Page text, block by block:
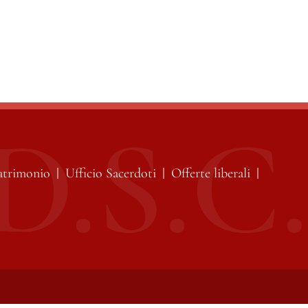
Ufficio Sacerdoti Offerte liberali